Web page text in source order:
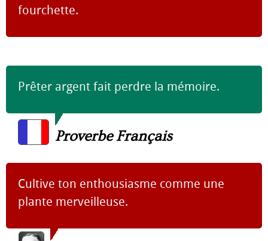
fourchette.
Prêter argent fait perdre la mémoire.
Proverbe Français
Cultive ton enthousiasme comme une
plante merveilleuse.